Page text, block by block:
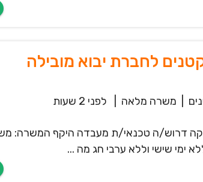
לחברת יבוא מובילה
משרה מלאה לפני 2 שעות
דרוש/ה טכנאי/ת מעבדה היקף המשרה: